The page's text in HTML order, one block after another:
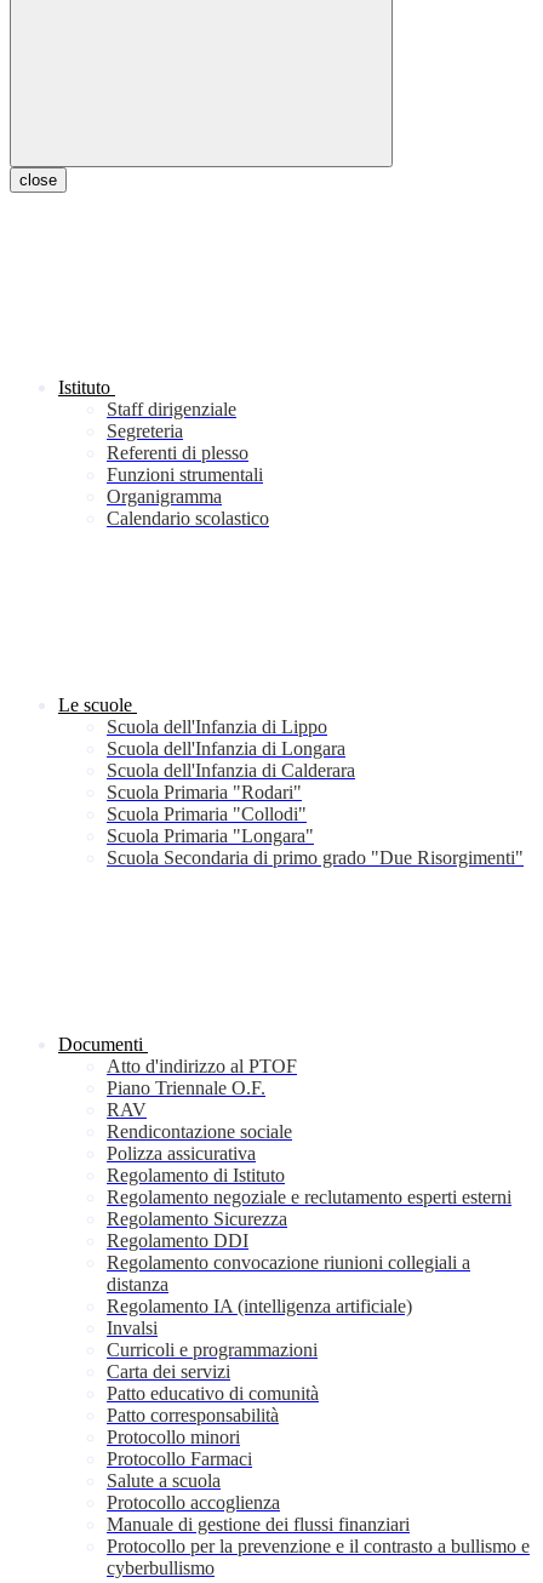
close
Istituto
Staff dirigenziale
Segreteria
Referenti di plesso
Funzioni strumentali
Organigramma
Calendario scolastico
Le scuole
Scuola dell'Infanzia di Lippo
Scuola dell'Infanzia di Longara
Scuola dell'Infanzia di Calderara
Scuola Primaria "Rodari"
Scuola Primaria "Collodi"
Scuola Primaria "Longara"
Scuola Secondaria di primo grado "Due Risorgimenti"
Documenti
Atto d'indirizzo al PTOF
Piano Triennale O.F.
RAV
Rendicontazione sociale
Polizza assicurativa
Regolamento di Istituto
Regolamento negoziale e reclutamento esperti esterni
Regolamento Sicurezza
Regolamento DDI
Regolamento convocazione riunioni collegiali a
distanza
Regolamento IA (intelligenza artificiale)
Invalsi
Curricoli e programmazioni
Carta dei servizi
Patto educativo di comunità
Patto corresponsabilità
Protocollo minori
Protocollo Farmaci
Salute a scuola
Protocollo accoglienza
Manuale di gestione dei flussi finanziari
Protocollo per la prevenzione e il contrasto a bullismo e
cyberbullismo